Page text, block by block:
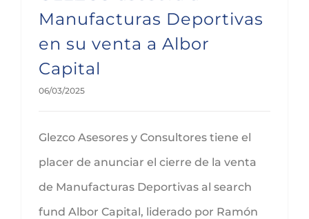
Manufacturas Deportivas
en su venta a Albor
Capital
06/03/2025
Glezco Asesores y Consultores tiene el
placer de anunciar el cierre de la venta
de Manufacturas Deportivas al search
fund Albor Capital, liderado por Ramón